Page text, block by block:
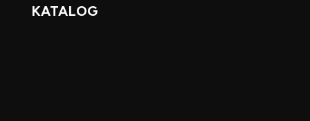
KATALOG